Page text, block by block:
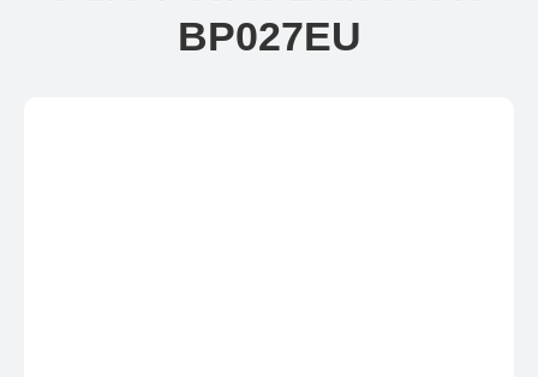
BP027EU